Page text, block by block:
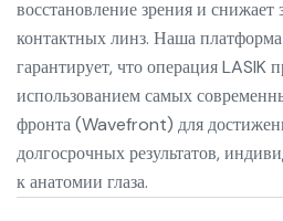
восстановление зрения и снижает
контактных линз. Наша
гарантирует, что операция LASIK
использованием самых
фронта (Wavefront) для
долгосрочных результатов,
к анатомии глаза.